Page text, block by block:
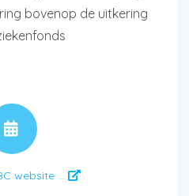
bovenop de uitkering
website ...